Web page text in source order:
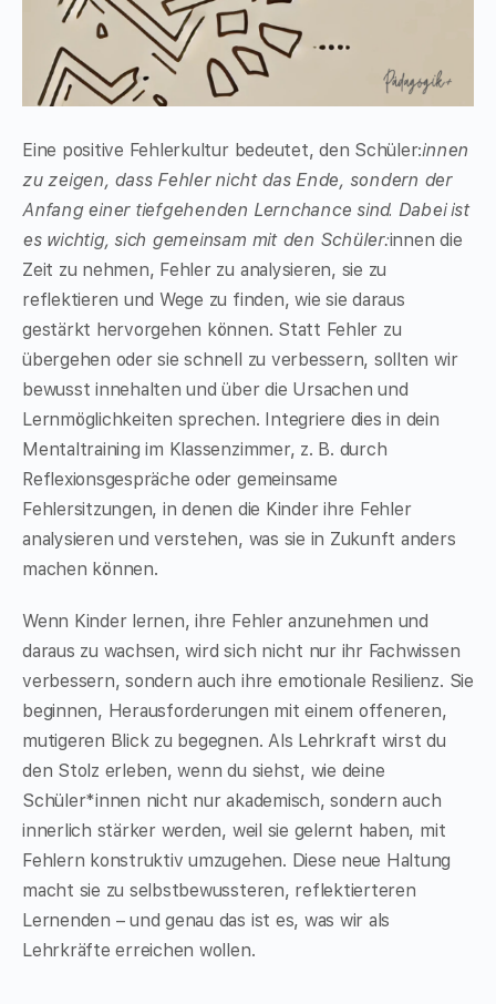
Eine positive Fehlerkultur bedeutet, den Schüler:innen
zu zeigen, dass Fehler nicht das Ende, sondern der
Anfang einer tiefgehenden Lernchance sind. Dabei ist
es wichtig, sich gemeinsam mit den Schüler:innen die
Zeit zu nehmen, Fehler zu analysieren, sie zu
reflektieren und Wege zu finden, wie sie daraus
gestärkt hervorgehen können. Statt Fehler zu
übergehen oder sie schnell zu verbessern, sollten wir
bewusst innehalten und über die Ursachen und
Lernmöglichkeiten sprechen. Integriere dies in dein
Mentaltraining im Klassenzimmer, z. B. durch
Reflexionsgespräche oder gemeinsame
Fehlersitzungen, in denen die Kinder ihre Fehler
analysieren und verstehen, was sie in Zukunft anders
machen können.
Wenn Kinder lernen, ihre Fehler anzunehmen und
daraus zu wachsen, wird sich nicht nur ihr Fachwissen
verbessern, sondern auch ihre emotionale Resilienz. Sie
beginnen, Herausforderungen mit einem offeneren,
mutigeren Blick zu begegnen. Als Lehrkraft wirst du
den Stolz erleben, wenn du siehst, wie deine
Schüler*innen nicht nur akademisch, sondern auch
innerlich stärker werden, weil sie gelernt haben, mit
Fehlern konstruktiv umzugehen. Diese neue Haltung
macht sie zu selbstbewussteren, reflektierteren
Lernenden – und genau das ist es, was wir als
Lehrkräfte erreichen wollen.